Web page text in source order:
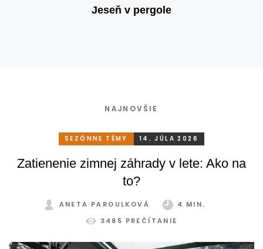
Jeseň v pergole
NAJNOVŠIE
SEZÓNNE TÉMY 14. JÚLA 2026
Zatienenie zimnej záhrady v lete: Ako na
to?
ANETA PAROULKOVÁ
4 MIN.
3485 PREČÍTANIE